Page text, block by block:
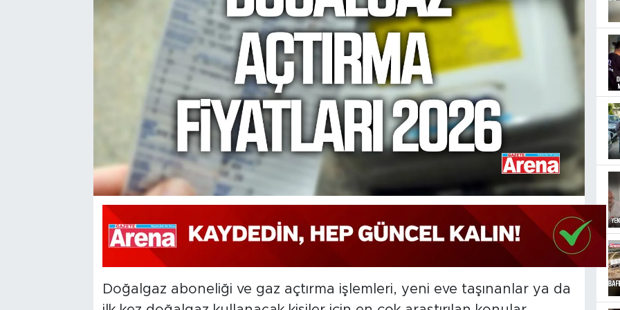
Doğalgaz aboneliği ve gaz açtırma işlemleri, yeni eve taşınanlar ya da